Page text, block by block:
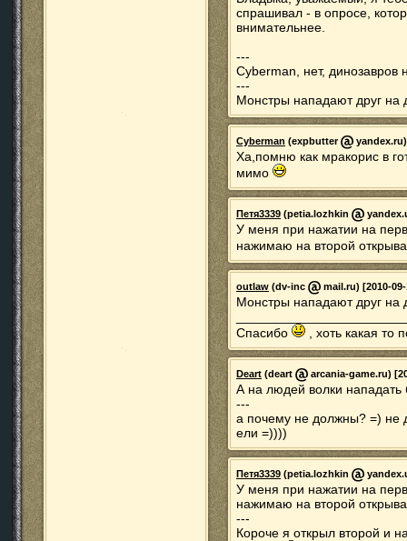
спрашивал - в опросе,
внимательнее.
---
Cyberman, нет, динозавров
---
Монстры нападают друг на
Cyberman (expbutter
Ха,помню как мракорис в
мимо
Петя3339 (petia.lozhkin
У меня при нажатии на
нажимаю на второй
outlaw (dv-inc mail.ru) [2010-
Монстры нападают друг на
Спасибо
, хоть какая то
Deart (deart arcania-game.ru)
А на людей волки нападать
---
а почему не должны? =) не
ели =))))
Петя3339 (petia.lozhkin
У меня при нажатии на
нажимаю на второй
---
Короче я открыл второй и